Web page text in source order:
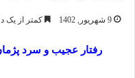
9 شهریور, 1402 کمتر از یک
رفتار عجیب و سرد